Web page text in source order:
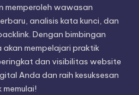
memperoleh wawasan
analisis kata kunci, dan
Dengan bimbingan
mempelajari praktik
dan visibilitas website
Anda dan raih kesuksesan